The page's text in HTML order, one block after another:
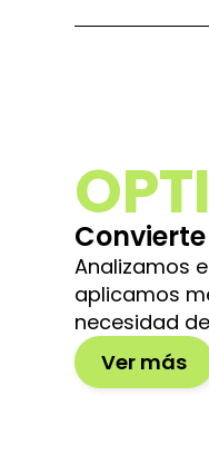
Analizamos
aplicamos
necesidad
Ver más